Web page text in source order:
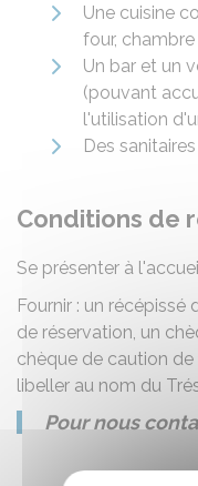
Une cuisine
four,
Un bar et un
(pouvant
l'utilisation
Des sanitaires
Conditions de
Se présenter à
Fournir : un
de réservation, un
chèque de caution
libeller au nom du
Pour nous